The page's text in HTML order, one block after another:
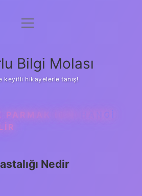
Anasayfa
Yasal Uyarı
menüyü
Bilgi Molası
keyifli hikayelerle tanış!
PARMAK IÇIN HANGI
Nedir